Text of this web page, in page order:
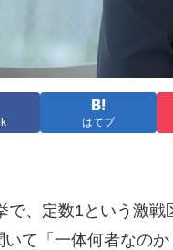
はてブ
で、定数1という激
て「一体何者なの